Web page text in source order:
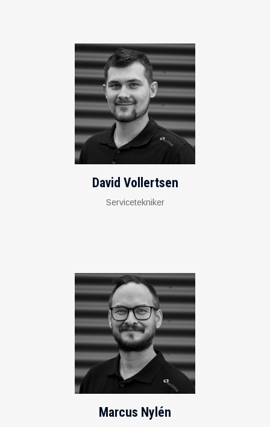
David Vollertsen
Servicetekniker
Marcus Nylén